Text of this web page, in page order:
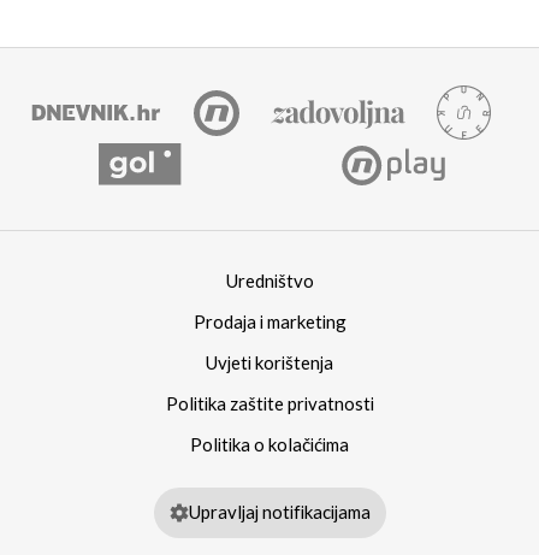
Uredništvo
Prodaja i marketing
Uvjeti korištenja
Politika zaštite privatnosti
Politika o kolačićima
Upravljaj notifikacijama